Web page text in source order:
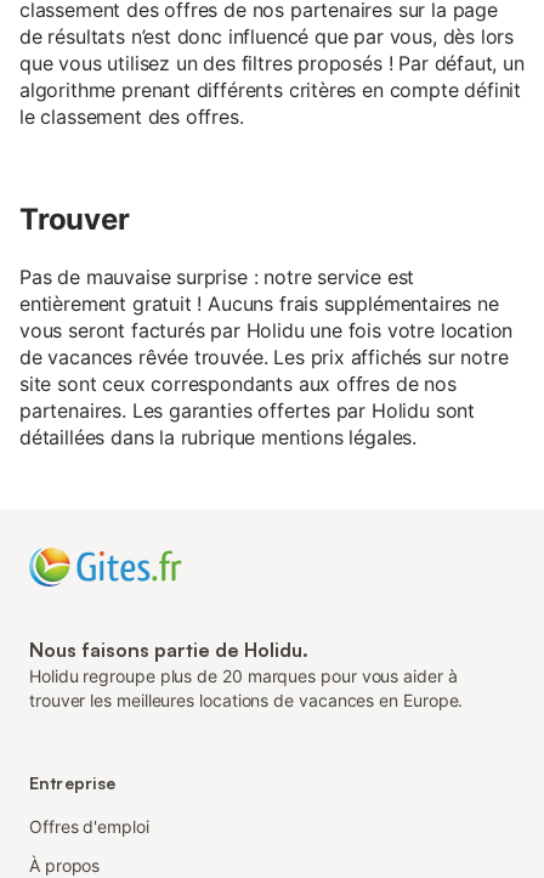
classement des offres de nos partenaires sur la page
de résultats n’est donc influencé que par vous, dès lors
que vous utilisez un des filtres proposés ! Par défaut, un
algorithme prenant différents critères en compte définit
le classement des offres.
Trouver
Pas de mauvaise surprise : notre service est
entièrement gratuit ! Aucuns frais supplémentaires ne
vous seront facturés par Holidu une fois votre location
de vacances rêvée trouvée. Les prix affichés sur notre
site sont ceux correspondants aux offres de nos
partenaires. Les garanties offertes par Holidu sont
détaillées dans la rubrique mentions légales.
Nous faisons partie de Holidu.
Holidu regroupe plus de 20 marques pour vous aider à
trouver les meilleures locations de vacances en Europe.
Entreprise
Offres d'emploi
À propos